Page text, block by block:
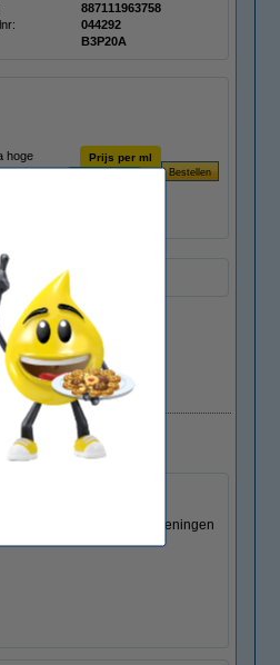
887111963758
044292
B3P20A
hoge
Prijs per ml
Direct leverbaar
documenten en tekeningen